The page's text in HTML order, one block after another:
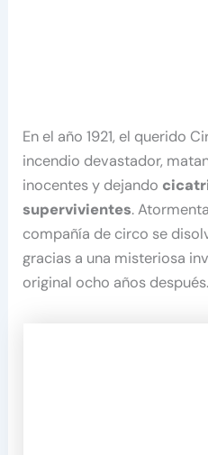
En el año 1921, el querido
incendio devastador,
inocentes y dejando
supervivientes.
compañía de circo se
gracias a una misteriosa
original ocho años después.